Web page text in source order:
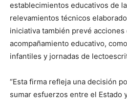
establecimientos educativos de
relevamientos técnicos
iniciativa también prevé
acompañamiento educativo,
infantiles y jornadas de
“Esta firma refleja una decisión
sumar esfuerzos entre el Estado